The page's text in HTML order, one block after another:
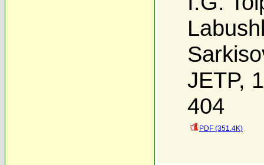
JETP,
404
PDF (351.4K)